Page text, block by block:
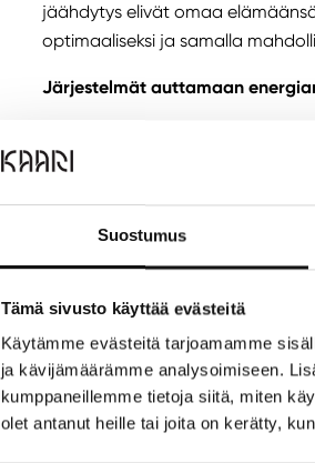
Suostumus
Tämä sivusto käyttää evästeitä
Käytämme evästeitä tarjoamamme
ja kävijämäärämme analysoimiseen.
kumppaneillemme tietoja siitä, miten
olet antanut heille tai joita on kerätty,
jäähdytys elivät omaa
optimaaliseksi ja samalla
Järjestelmät auttamaan
Säätömahdollisuuksien lisäksi
Rakennusautomaation
energiankulutusta vähentävät
Kaaressa onkin jo oma
konsulttina saneerauksessa
– Aiomme rakentaa kiinteistöön
lämmitysratkaisut sidotaan.